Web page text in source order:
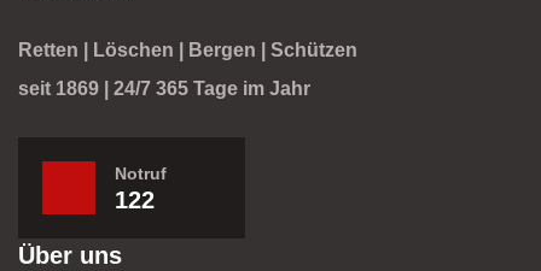
Retten | Löschen | Bergen | Schützen
seit 1869 | 24/7 365 Tage im Jahr
Notruf
122
Über uns